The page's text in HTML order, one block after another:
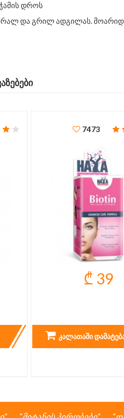
დროს
და გრილ ადგილას.
7473
₾ 39
ᲙᲐᲚᲐᲗᲐᲨᲘ